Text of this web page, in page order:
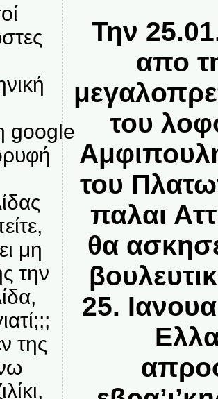
google
μη
την
της
Την
απο
του
του
παλαι
θα
25.